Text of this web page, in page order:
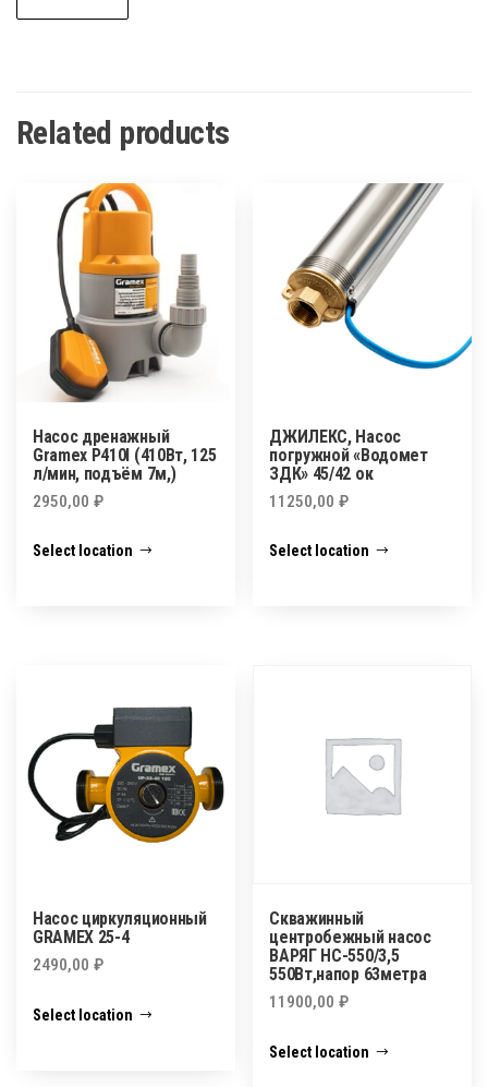
Related products
Насос дренажный
Gramex P410I (410Вт, 125
л/мин, подъём 7м,)
2950,00 ₽
Select location
ДЖИЛЕКС, Насос
погружной «Водомет
ЗДК» 45/42 ок
11250,00₽
Select location
Насос циркуляционный
GRAMEX 25-4
2490,00 ₽
Select location
Скважинный
центробежный насос
ВАРЯГ НС-550/3,5
550Вт,напор 63метра
11900,00₽
Select location